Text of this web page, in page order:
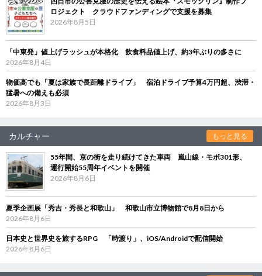
ロジェクト クラウドファンディングで支援を募集
2026年8月5日
「中東発」値上げラッシュが本格化 飲食料品値上げ、約3年ぶりの多さに
2026年8月4日
物価高でも「夏は家族で長距離ドライブ」 宿泊ドライブ予算4万円超、渋滞・
猛暑への備えも必須
2026年8月3日
カルチャー もっと見る
55年間、京の街を走り続けてきた車両 嵐山線・モボ301形、
運行開始55周年イベントを開催
2026年8月6日
夏季企画展「秀吉・秀長と和歌山」 和歌山市立博物館で8月8日から
2026年8月6日
日本史と世界史を旅するRPG 「時渡り」、iOS/Androidで配信開始
2026年8月6日